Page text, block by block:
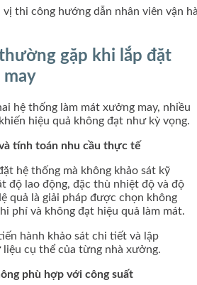
vị thi công hướng dẫn nhân viên vận
gặp khi lắp đặt
may
hệ thống làm mát xưởng may, nhiều
hiệu quả không đạt như kỳ vọng.
tính toán nhu cầu thực tế
hệ thống mà không khảo sát kỹ
độ lao động, đặc thù nhiệt độ và độ
quả là giải pháp được chọn không
phí và không đạt hiệu quả làm mát.
hành khảo sát chi tiết và lập
cụ thể của từng nhà xưởng.
phù hợp với công suất